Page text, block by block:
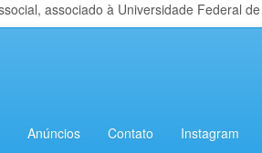
associado à Universidade Federal
Anúncios Contato Instagram